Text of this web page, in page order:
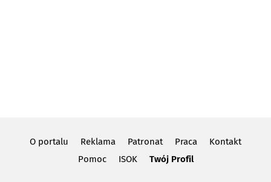
O portalu Reklama Patronat Praca
Kontakt
Pomoc
ISOK Twój Profil